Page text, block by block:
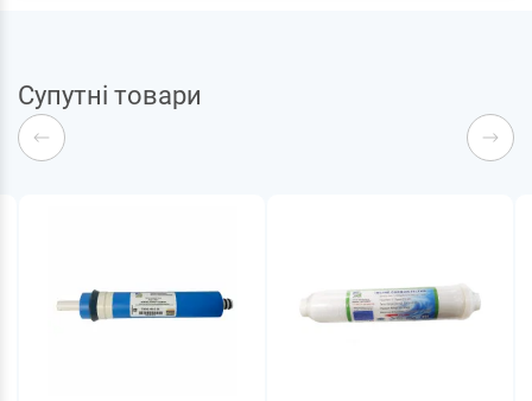
Супутні товари